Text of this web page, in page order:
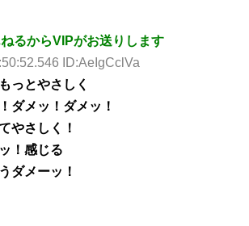
るからVIPがお送りします
ID:AeIgCclVa
っとやさしく
ダメッ！ダメッ！
やさしく！
！感じる
ダメーッ！